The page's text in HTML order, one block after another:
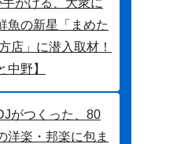
魚の新星「まめた
店」に潜入取材！
中野】
がつくった、80
洋楽・邦楽に包ま